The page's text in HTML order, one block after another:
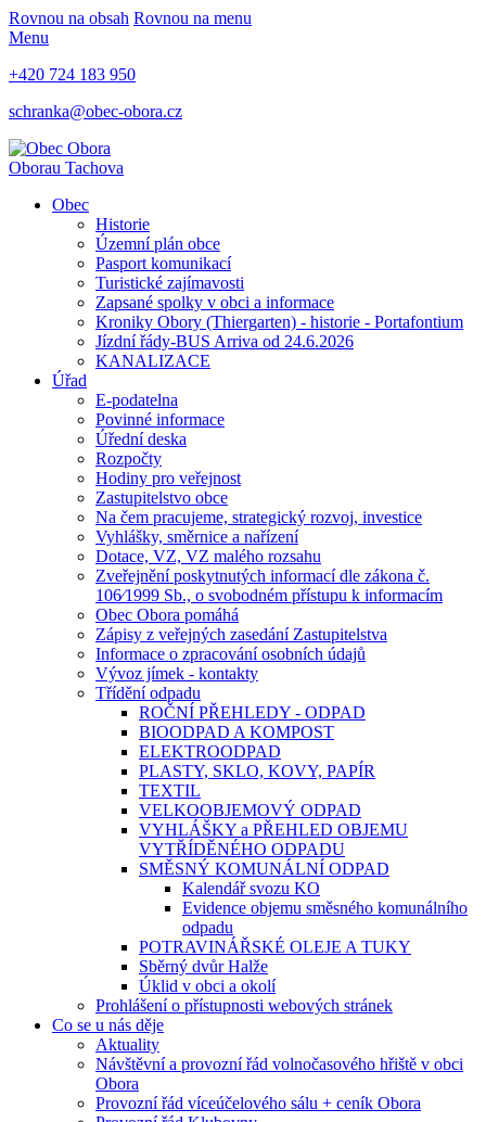
Rovnou na obsah Rovnou na menu
Menu
+420 724 183 950
schranka@obec-obora.cz
Oborau Tachova
Obec
Historie
Územní plán obce
Pasport komunikací
Turistické zajímavosti
Zapsané spolky v obci a informace
Kroniky Obory (Thiergarten) - historie - Portafontium
Jízdní řády-BUS Arriva od 24.6.2026
KANALIZACE
Úřad
E-podatelna
Povinné informace
Úřední deska
Rozpočty
Hodiny pro veřejnost
Zastupitelstvo obce
Na čem pracujeme, strategický rozvoj, investice
Vyhlášky, směrnice a nařízení
Dotace, VZ, VZ malého rozsahu
Zveřejnění poskytnutých informací dle zákona č.
106⁄1999 Sb., o svobodném přístupu k informacím
Obec Obora pomáhá
Zápisy z veřejných zasedání Zastupitelstva
Informace o zpracování osobních údajů
Vývoz jímek - kontakty
Třídění odpadu
ROČNÍ PŘEHLEDY - ODPAD
BIOODPAD A KOMPOST
ELEKTROODPAD
PLASTY, SKLO, KOVY, PAPÍR
TEXTIL
VELKOOBJEMOVÝ ODPAD
VYHLÁŠKY a PŘEHLED OBJEMU
VYTŘÍDĚNÉHO ODPADU
SMĚSNÝ KOMUNÁLNÍ ODPAD
Kalendář svozu KO
Evidence objemu směsného komunálního
odpadu
POTRAVINÁŘSKÉ OLEJE A TUKY
Sběrný dvůr Halže
Úklid v obci a okolí
Prohlášení o přístupnosti webových stránek
Co se u nás děje
Aktuality
Návštěvní a provozní řád volnočasového hřiště v obci
Obora
Provozní řád víceúčelového sálu + ceník Obora